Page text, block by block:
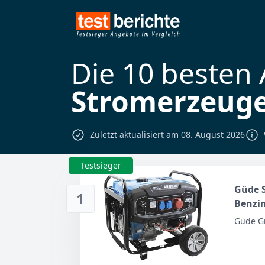
Die 10
Zuletzt aktualisiert am 08. August 2026
1
Testsieger
Güde
(kW/
Güde